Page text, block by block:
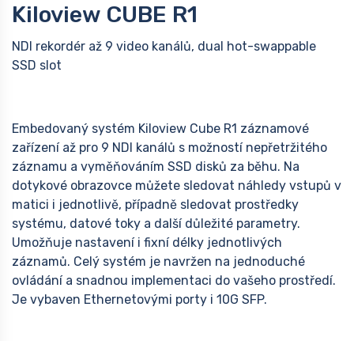
Kiloview CUBE R1
NDI rekordér až 9 video kanálů, dual hot-swappable
SSD slot
Embedovaný systém Kiloview Cube R1 záznamové
zařízení až pro 9 NDI kanálů s možností nepřetržitého
záznamu a vyměňováním SSD disků za běhu. Na
dotykové obrazovce můžete sledovat náhledy vstupů v
matici i jednotlivě, případně sledovat prostředky
systému, datové toky a další důležité parametry.
Umožňuje nastavení i fixní délky jednotlivých
záznamů. Celý systém je navržen na jednoduché
ovládání a snadnou implementaci do vašeho prostředí.
Je vybaven Ethernetovými porty i 10G SFP.